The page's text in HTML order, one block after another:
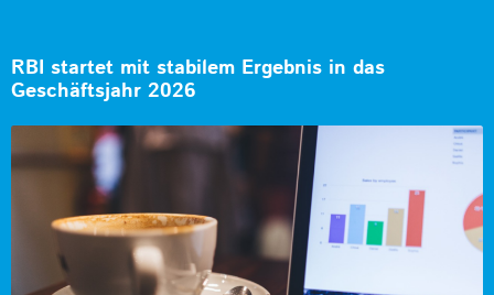
RBI startet mit stabilem Ergebnis in das
Geschäftsjahr 2026